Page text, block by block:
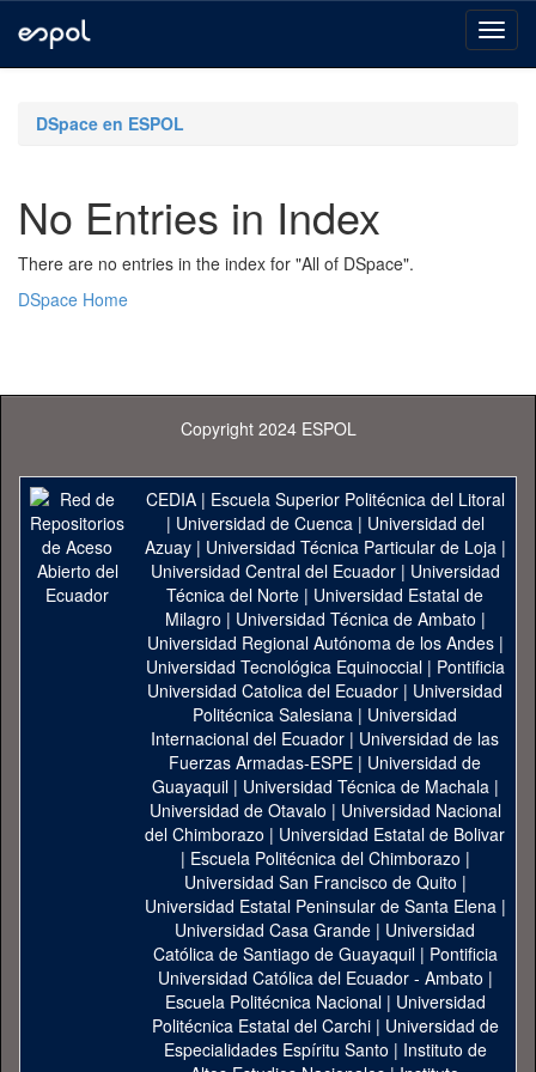
navigationDSpace en ESPOL
No Entries in Index
There are no entries in the index for "All of DSpace".
DSpace Home
Copyright 2024 ESPOL
CEDIA| Escuela Superior Politécnica del Litoral
| Universidad de Cuenca| Universidad del
Azuay| Universidad Técnica Particular de Loja|
Universidad Central del Ecuador| Universidad
Técnica del Norte | Universidad Estatal de
Milagro | Universidad Técnica de Ambato |
Universidad Regional Autónoma de los Andes|
Universidad Tecnológica Equinoccial| Pontificia
Universidad Catolica del Ecuador | Universidad
Politécnica Salesiana | Universidad
Internacional del Ecuador | Universidad de las
Fuerzas Armadas-ESPE | Universidad de
Guayaquil| Universidad Técnica de Machala|
Universidad de Otavalo | Universidad Nacional
del Chimborazo | Universidad Estatal de Bolivar
| Escuela Politécnica del Chimborazo |
Universidad San Francisco de Quito |
Universidad Estatal Peninsular de Santa Elena|
Universidad Casa Grande | Universidad
Católica de Santiago de Guayaquil| Pontificia
Universidad Católica del Ecuador - Ambato |
Escuela Politécnica Nacional| Universidad
Politécnica Estatal del Carchi| Universidad de
Especialidades Espíritu Santo | Instituto de